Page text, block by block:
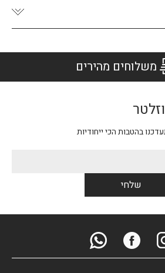
משלוחים מהירים
בהטבות הכי ייחודיות